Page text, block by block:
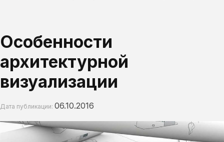
Особенности
архитектурной
визуализации
Дата публикации: 06.10.2016